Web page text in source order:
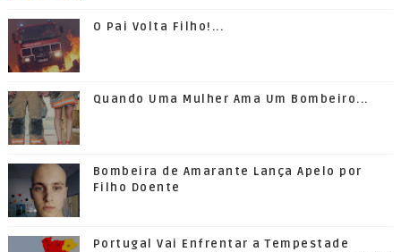
O Pai Volta Filho!...
Quando Uma Mulher Ama Um Bombeiro...
Bombeira de Amarante Lança Apelo por
Filho Doente
Portugal Vai Enfrentar a Tempestade